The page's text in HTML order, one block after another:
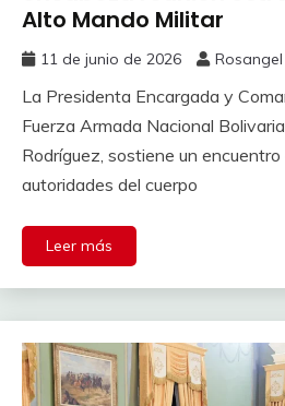
Alto Mando Militar
11 de junio de 2026
La Presidenta Encargada y
Fuerza Armada Nacional
Rodríguez, sostiene un
autoridades del cuerpo
Leer más